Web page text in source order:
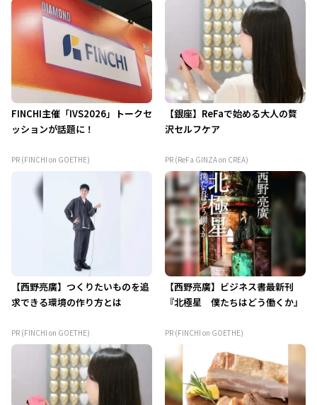
FINCHI主催「IVS2026」トークセ
ッションが話題に！
PR (FINCHI on GOETHE)
【銀座】ReFaで始める大人の贅
沢セルフケア
PR (ReFa GINZA on CREA)
【西野亮廣】つくりたいものを追
求できる環境の作り方とは
PR (FINCHI on GOETHE)
【西野亮廣】ビジネス書最新刊
『北極星 僕たちはどう働くか』
PR (FINCHI on GOETHE)